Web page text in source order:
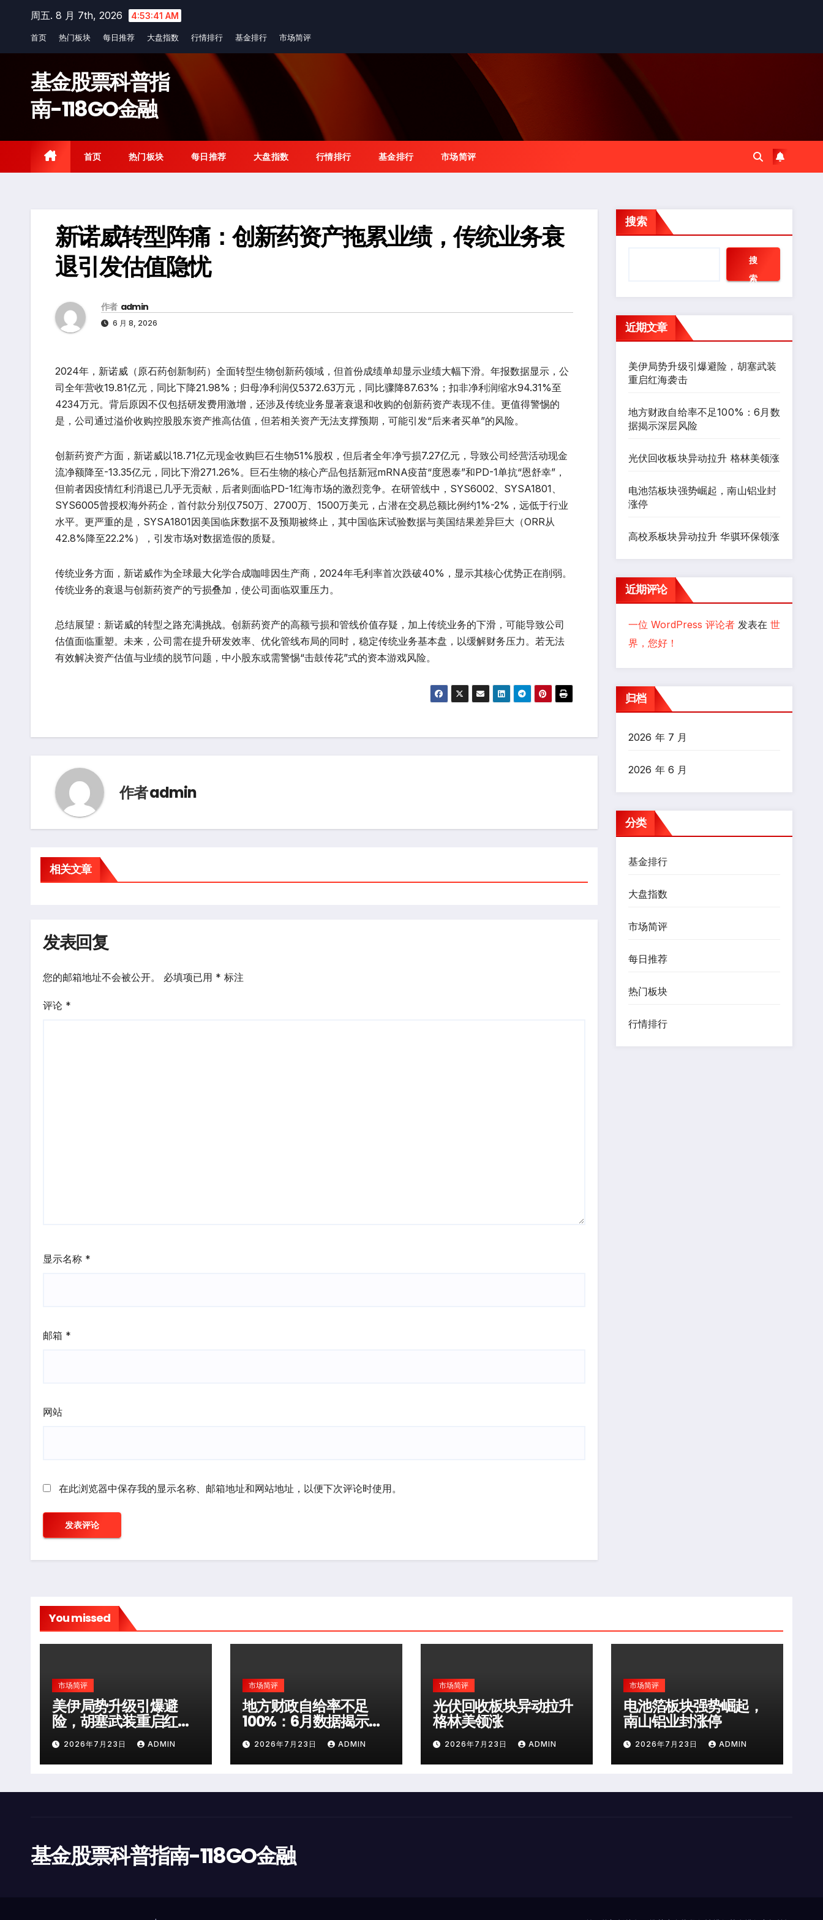
content
周五. 8 月 7th, 2026 4:53:42 AM
首页 热门板块 每日推荐 大盘指数 行情排行 基金排行 市场简评
基金股票科普指
南-118GO金融
首页 热门板块 每日推荐 大盘指数 行情排行 基金排行 市场简评
新诺威转型阵痛：创新药资产拖累业绩，传统业务衰
退引发估值隐忧
作者 admin
6 月 8, 2026
2024年，新诺威（原石药创新制药）全面转型生物创新药领域，但首份成绩单却显示业绩大幅下滑。年报数据显示，公
司全年营收19.81亿元，同比下降21.98%；归母净利润仅5372.63万元，同比骤降87.63%；扣非净利润缩水94.31%至
4234万元。背后原因不仅包括研发费用激增，还涉及传统业务显著衰退和收购的创新药资产表现不佳。更值得警惕的
是，公司通过溢价收购控股股东资产推高估值，但若相关资产无法支撑预期，可能引发“后来者买单”的风险。
创新药资产方面，新诺威以18.71亿元现金收购巨石生物51%股权，但后者全年净亏损7.27亿元，导致公司经营活动现金
流净额降至-13.35亿元，同比下滑271.26%。巨石生物的核心产品包括新冠mRNA疫苗“度恩泰”和PD-1单抗“恩舒幸”，
但前者因疫情红利消退已几乎无贡献，后者则面临PD-1红海市场的激烈竞争。在研管线中，SYS6002、SYSA1801、
SYS6005曾授权海外药企，首付款分别仅750万、2700万、1500万美元，占潜在交易总额比例约1%-2%，远低于行业
水平。更严重的是，SYSA1801因美国临床数据不及预期被终止，其中国临床试验数据与美国结果差异巨大（ORR从
42.8%降至22.2%），引发市场对数据造假的质疑。
传统业务方面，新诺威作为全球最大化学合成咖啡因生产商，2024年毛利率首次跌破40%，显示其核心优势正在削弱。
传统业务的衰退与创新药资产的亏损叠加，使公司面临双重压力。
总结展望：新诺威的转型之路充满挑战。创新药资产的高额亏损和管线价值存疑，加上传统业务的下滑，可能导致公司
估值面临重塑。未来，公司需在提升研发效率、优化管线布局的同时，稳定传统业务基本盘，以缓解财务压力。若无法
有效解决资产估值与业绩的脱节问题，中小股东或需警惕“击鼓传花”式的资本游戏风险。
作者admin
相关文章
发表回复
您的邮箱地址不会被公开。 必填项已用 * 标注
评论 *
显示名称 *
邮箱 *
网站
在此浏览器中保存我的显示名称、邮箱地址和网站地址，以便下次评论时使用。
搜索
搜
索
近期文章
美伊局势升级引爆避险，胡塞武装
重启红海袭击
地方财政自给率不足100%：6月数
据揭示深层风险
光伏回收板块异动拉升 格林美领涨
电池箔板块强势崛起，南山铝业封
涨停
高校系板块异动拉升 华骐环保领涨
近期评论
一位 WordPress 评论者发表在 世
界，您好！
归档
2026 年 7 月
2026 年 6 月
分类
基金排行
大盘指数
市场简评
每日推荐
热门板块
行情排行
You missed
市场简评
美伊局势升级引爆避
险，胡塞武装重启红海
袭击
2026年7月23日 ADMIN
市场简评
地方财政自给率不足
100%：6月数据揭示深
层风险
2026年7月23日 ADMIN
市场简评
光伏回收板块异动拉升
格林美领涨
2026年7月23日 ADMIN
市场简评
电池箔板块强势崛起，
南山铝业封涨停
2026年7月23日 ADMIN
基金股票科普指南-118GO金融